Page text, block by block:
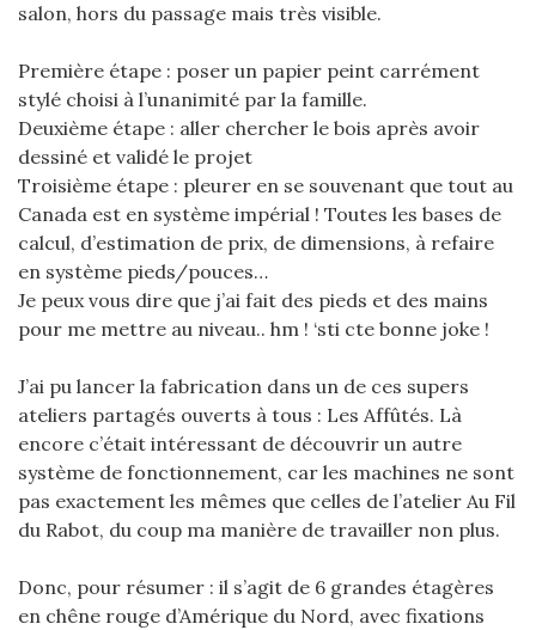
salon, hors du passage mais très visible.
Première étape : poser un papier peint carrément
stylé choisi à l’unanimité par la famille.
Deuxième étape : aller chercher le bois après avoir
dessiné et validé le projet
Troisième étape : pleurer en se souvenant que tout au
Canada est en système impérial ! Toutes les bases de
calcul, d’estimation de prix, de dimensions, à refaire
en système pieds/pouces…
Je peux vous dire que j’ai fait des pieds et des mains
pour me mettre au niveau.. hm ! ‘sti cte bonne joke !
J’ai pu lancer la fabrication dans un de ces supers
ateliers partagés ouverts à tous : Les Affûtés. Là
encore c’était intéressant de découvrir un autre
système de fonctionnement, car les machines ne sont
pas exactement les mêmes que celles de l’atelier Au Fil
du Rabot, du coup ma manière de travailler non plus.
Donc, pour résumer : il s’agit de 6 grandes étagères
en chêne rouge d’Amérique du Nord, avec fixations